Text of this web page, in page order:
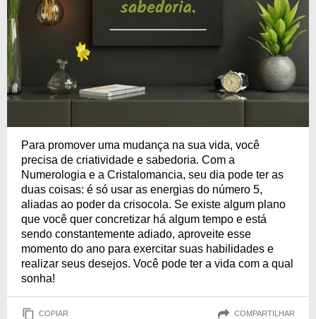
Para promover uma mudança na sua vida, você
precisa de criatividade e sabedoria. Com a
Numerologia e a Cristalomancia, seu dia pode ter as
duas coisas: é só usar as energias do número 5,
aliadas ao poder da crisocola. Se existe algum plano
que você quer concretizar há algum tempo e está
sendo constantemente adiado, aproveite esse
momento do ano para exercitar suas habilidades e
realizar seus desejos. Você pode ter a vida com a qual
sonha!
COPIAR COMPARTILHAR